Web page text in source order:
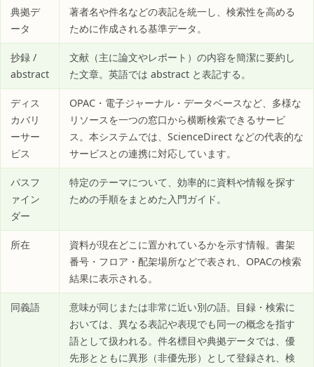
典拠デ
ータ
著者名や件名などの表記を統一し、検索性を高める
ために作成される基準データ。
抄録 /
abstract
文献（主に論文やレポート）の内容を簡潔に要約し
た文章。英語では abstract と表記する。
ディス
カバリ
ーサー
ビス
OPAC・電子ジャーナル・データベースなど、多様な
リソースを一つの窓口から横断検索できるサービ
ス。本システムでは、ScienceDirect などの代表的な
サービスとの連携に対応しています。
パスフ
ァイン
ダー
特定のテーマについて、効率的に資料や情報を探す
ための手順をまとめた入門ガイド。
所在
資料が現在どこに置かれているかを示す情報。書架
番号・フロア・配架場所などで表され、OPACの検索
結果に表示される。
同義語
意味が同じまたは非常に近い別の語。目録・検索に
おいては、異なる表記や表現でも同一の概念を指す
語として扱われる。件名標目や典拠データでは、優
先形とともに異形（非優先形）として登録され、検